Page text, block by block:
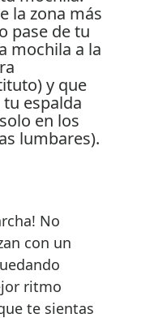
la zona más
pase de tu
mochila a la
y que
espalda
en los
lumbares).
No
con un
ritmo
te sientas